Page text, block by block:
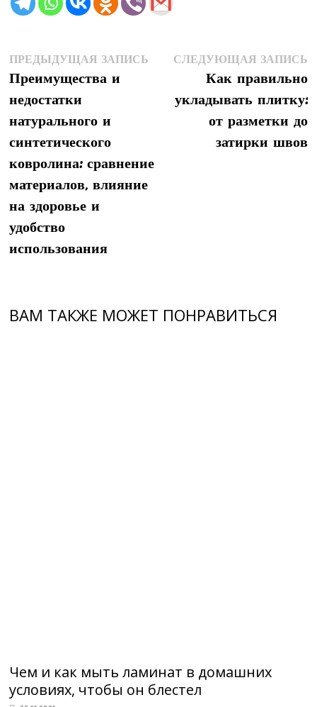
Навигация
по
записям
ПРЕДЫДУЩАЯ ЗАПИСЬПредыдущая
Преимущества и
недостатки
натурального и
синтетического
ковролина: сравнение
материалов, влияние
на здоровье и
удобство
использования
СЛЕДУЮЩАЯ ЗАПИСЬ
Как правильно
укладывать плитку:
от разметки до
затирки швов
ВАМ ТАКЖЕ МОЖЕТ ПОНРАВИТЬСЯ
Чем и как мыть ламинат в домашних
условиях, чтобы он блестел